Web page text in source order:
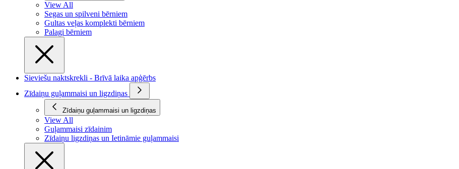
View All
Segas un spilveni bērniem
Gultas veļas komplekti bērniem
Palagi bērniem
Sieviešu naktskrekli - Brīvā laika apģērbs
Zīdaiņu guļammaisi un ligzdiņas
Zīdaiņu guļammaisi un ligzdiņas
View All
Guļammaisi zīdainim
Zīdaiņu ligzdiņas un Ietināmie guļammaisi